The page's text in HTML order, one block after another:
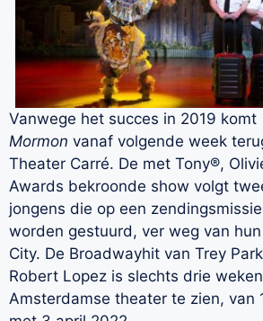
Vanwege het succes in 2019 komt
Mormon vanaf volgende week
Theater Carré. De met Tony®,
Awards bekroonde show volgt
jongens die op een
worden gestuurd, ver weg van
City. De Broadwayhit van Trey
Robert Lopez is slechts drie
Amsterdamse theater te zien, van